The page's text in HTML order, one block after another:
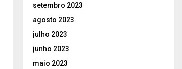
setembro 2023
agosto 2023
julho 2023
junho 2023
maio 2023